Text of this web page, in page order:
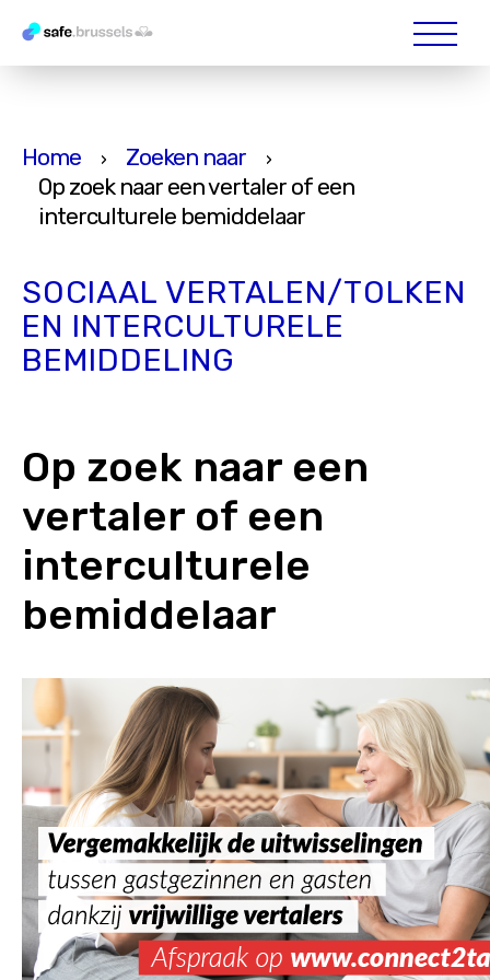
Home › Zoeken naar ›
Op zoek naar een vertaler of een
interculturele bemiddelaar
SOCIAAL VERTALEN/TOLKEN
EN INTERCULTURELE
BEMIDDELING
Op zoek naar een
vertaler of een
interculturele
bemiddelaar